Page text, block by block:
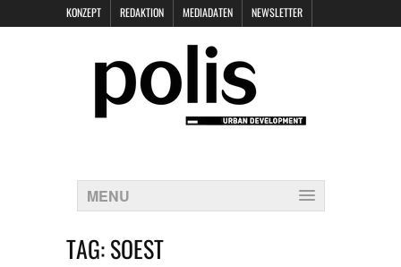
KONZEPT REDAKTION MEDIADATEN NEWSLETTER
DATENSCHUTZ
MENU
TAG:SOEST